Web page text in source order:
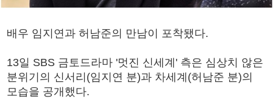
배우 임지연과 허남준의 만남이 포착됐다.
13일 SBS 금토드라마 '멋진 신세계' 측은 심상치 않은
분위기의 신서리(임지연 분)과 차세계(허남준 분)의
모습을 공개했다.